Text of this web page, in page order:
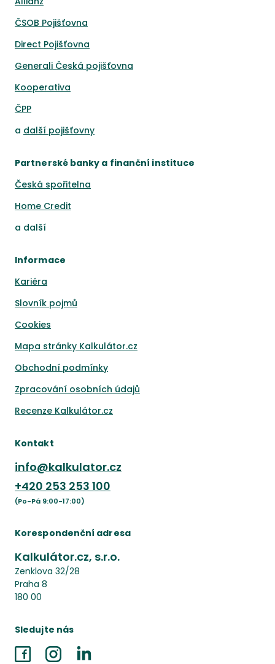
ČSOB Pojišťovna
Direct Pojišťovna
Generali Česká pojišťovna
Kooperativa
ČPP
a další pojišťovny
Partnerské banky a finanční instituce
Česká spořitelna
Home Credit
a další
Informace
Kariéra
Slovník pojmů
Cookies
Mapa stránky Kalkulátor.cz
Obchodní podmínky
Zpracování osobních údajů
Recenze Kalkulátor.cz
Kontakt
info@kalkulator.cz
+420 253 253 100
(Po-Pá 9:00-17:00)
Korespondenční adresa
Kalkulátor.cz, s.r.o.
Zenklova 32/28
Praha 8
180 00
Sledujte nás
FacebookInstagramLinkedIn